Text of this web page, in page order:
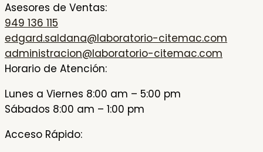
Asesores de Ventas:
949 136 115
edgard.saldana@laboratorio-citemac.com
administracion@laboratorio-citemac.com
Horario de Atención:
Lunes a Viernes 8:00 am – 5:00 pm
Sábados 8:00 am – 1:00 pm
Acceso Rápido: